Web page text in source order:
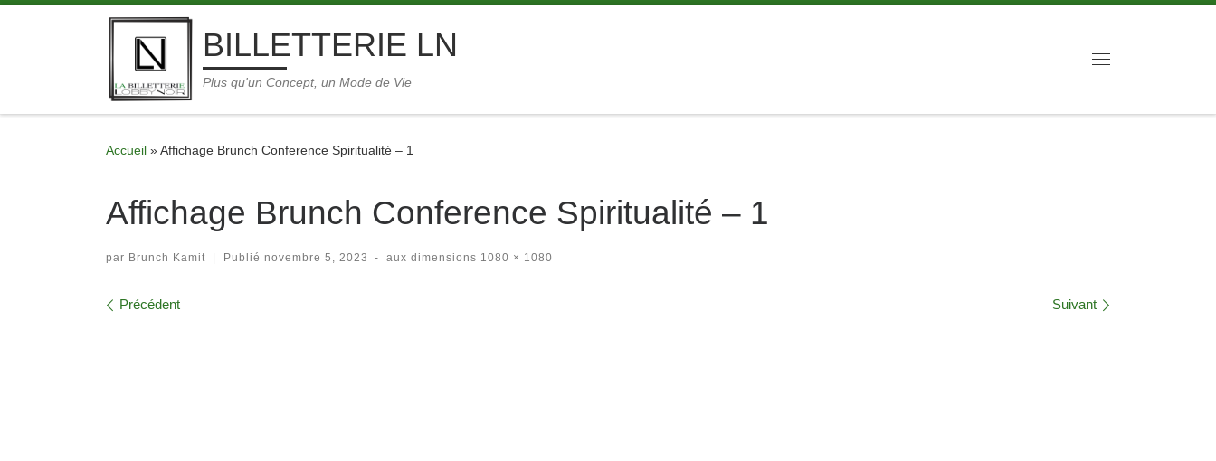
Skip to content
BILLETTERIE LN
Plus qu'un Concept, un Mode de Vie
Accueil »Affichage Brunch Conference Spiritualité – 1
Affichage Brunch Conference Spiritualité – 1
par Brunch Kamit Publié novembre 5, 2023 - aux dimensions 1080 × 1080
Navigation dans les images
Précédent Suivant